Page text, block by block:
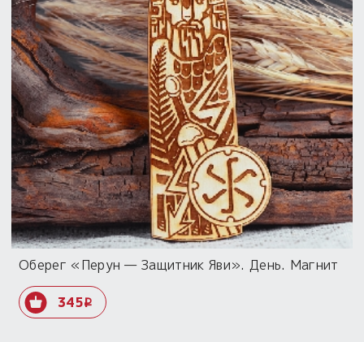
Оберег «Перун — Защитник Яви». День. Магнит
345i